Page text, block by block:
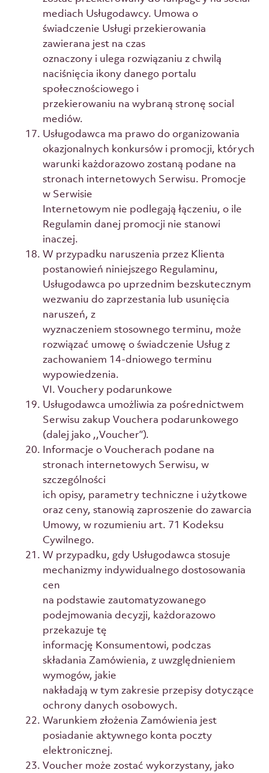
mediach Usługodawcy. Umowa o
świadczenie Usługi przekierowania
zawierana jest na czas
oznaczony i ulega rozwiązaniu z chwilą
naciśnięcia ikony danego portalu
społecznościowego i
przekierowaniu na wybraną stronę social
mediów.
Usługodawca ma prawo do organizowania
okazjonalnych konkursów i promocji, których
warunki każdorazowo zostaną podane na
stronach internetowych Serwisu. Promocje
w Serwisie
Internetowym nie podlegają łączeniu, o ile
Regulamin danej promocji nie stanowi
inaczej.
W przypadku naruszenia przez Klienta
postanowień niniejszego Regulaminu,
Usługodawca po uprzednim bezskutecznym
wezwaniu do zaprzestania lub usunięcia
naruszeń, z
wyznaczeniem stosownego terminu, może
rozwiązać umowę o świadczenie Usług z
zachowaniem 14-dniowego terminu
wypowiedzenia.
VI. Vouchery podarunkowe
Usługodawca umożliwia za pośrednictwem
Serwisu zakup Vouchera podarunkowego
(dalej jako ,,Voucher’’).
Informacje o Voucherach podane na
stronach internetowych Serwisu, w
szczególności
ich opisy, parametry techniczne i użytkowe
oraz ceny, stanowią zaproszenie do zawarcia
Umowy, w rozumieniu art. 71 Kodeksu
Cywilnego.
W przypadku, gdy Usługodawca stosuje
mechanizmy indywidualnego dostosowania
cen
na podstawie zautomatyzowanego
podejmowania decyzji, każdorazowo
przekazuje tę
informację Konsumentowi, podczas
składania Zamówienia, z uwzględnieniem
wymogów, jakie
nakładają w tym zakresie przepisy dotyczące
ochrony danych osobowych.
Warunkiem złożenia Zamówienia jest
posiadanie aktywnego konta poczty
elektronicznej.
Voucher może zostać wykorzystany, jako